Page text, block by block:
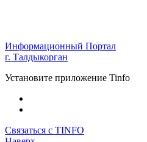
Информационный Портал
г. Талдыкорган
Установите приложение Tinfo
Связаться с TINFO